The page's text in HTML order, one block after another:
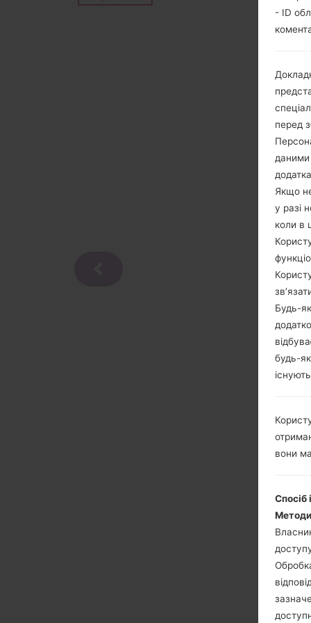
- ID
перед
даними
Якщо
у разі
коли в
Будь-
будь-
вони
Спосіб